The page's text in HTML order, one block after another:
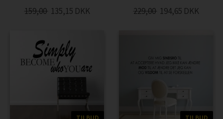
159,00 135,15 DKK 229,00 194,65 DKK